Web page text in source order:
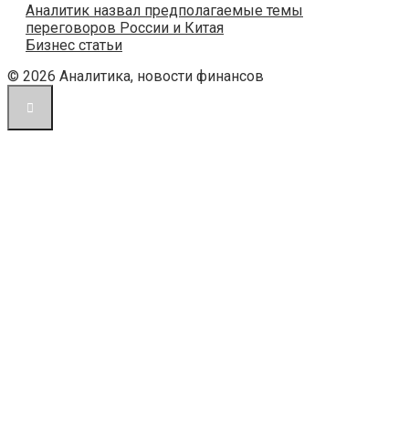
Аналитик назвал предполагаемые темы
переговоров России и Китая
Бизнес статьи
© 2026 Аналитика, новости финансов